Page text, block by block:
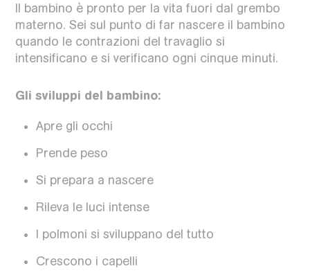
Il bambino è pronto per la vita fuori dal grembo
materno. Sei sul punto di far nascere il bambino
quando le contrazioni del travaglio si
intensificano e si verificano ogni cinque minuti.
Gli sviluppi del bambino:
Apre gli occhi
Prende peso
Si prepara a nascere
Rileva le luci intense
I polmoni si sviluppano del tutto
Crescono i capelli